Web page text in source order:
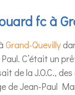
fc à
Grand-Quevilly
C’était un
de la J.O.C.,
de Jean-Paul